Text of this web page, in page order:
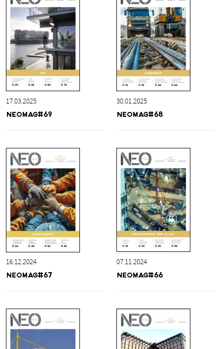
17.03.2025
NEOMAG#69
30.01.2025
NEOMAG#68
16.12.2024
NEOMAG#67
07.11.2024
NEOMAG#66